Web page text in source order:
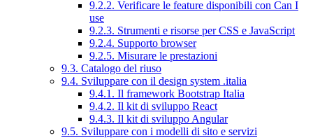
9.2.2. Verificare le feature disponibili con Can I
use
9.2.3. Strumenti e risorse per CSS e JavaScript
9.2.4. Supporto browser
9.2.5. Misurare le prestazioni
9.3. Catalogo del riuso
9.4. Sviluppare con il design system .italia
9.4.1. Il framework Bootstrap Italia
9.4.2. Il kit di sviluppo React
9.4.3. Il kit di sviluppo Angular
9.5. Sviluppare con i modelli di sito e servizi